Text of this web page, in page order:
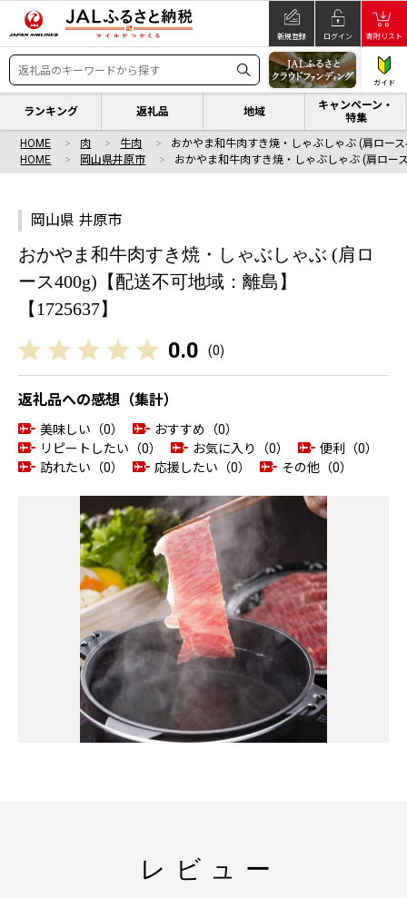
新規登録 ログイン 寄附リスト
ガイド
ランキング 返礼品 地域
キャンペーン・
特集
HOME 肉 牛肉
おかやま和牛肉すき焼・しゃぶしゃぶ (肩ロー
HOME
岡山県井原市 おかやま和牛肉すき焼・しゃぶしゃぶ (肩ロー
岡山県 井原市
おかやま和牛肉すき焼・しゃぶしゃぶ (肩ロ
ース400g)【配送不可地域：離島】
【1725637】
0.0 (0)
返礼品への感想（集計）
美味しい（0）
おすすめ（0）
リピートしたい（0）
お気に入り（0）
便利（0）
訪れたい（0）
応援したい（0） その他（0）
レビュー